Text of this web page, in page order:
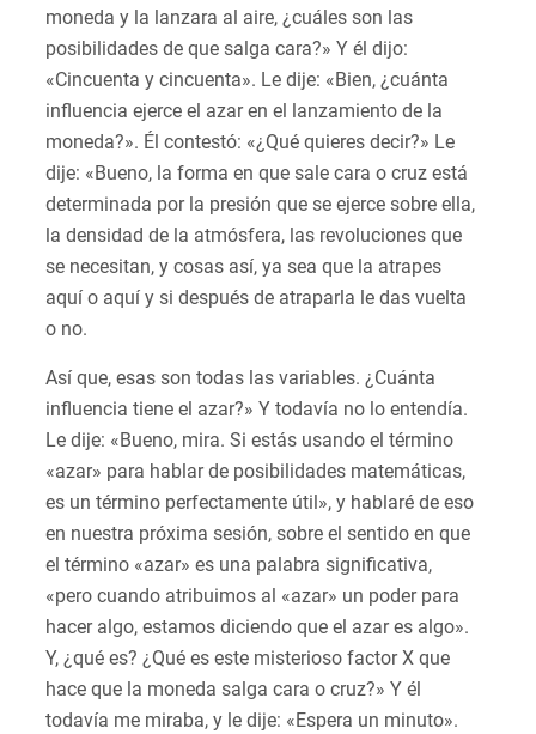
moneda y la lanzara al aire, ¿cuáles son las
posibilidades de que salga cara?» Y él dijo:
«Cincuenta y cincuenta». Le dije: «Bien, ¿cuánta
influencia ejerce el azar en el lanzamiento de la
moneda?». Él contestó: «¿Qué quieres decir?» Le
dije: «Bueno, la forma en que sale cara o cruz está
determinada por la presión que se ejerce sobre ella,
la densidad de la atmósfera, las revoluciones que
se necesitan, y cosas así, ya sea que la atrapes
aquí o aquí y si después de atraparla le das vuelta
o no.
Así que, esas son todas las variables. ¿Cuánta
influencia tiene el azar?» Y todavía no lo entendía.
Le dije: «Bueno, mira. Si estás usando el término
«azar» para hablar de posibilidades matemáticas,
es un término perfectamente útil», y hablaré de eso
en nuestra próxima sesión, sobre el sentido en que
el término «azar» es una palabra significativa,
«pero cuando atribuimos al «azar» un poder para
hacer algo, estamos diciendo que el azar es algo».
Y, ¿qué es? ¿Qué es este misterioso factor X que
hace que la moneda salga cara o cruz?» Y él
todavía me miraba, y le dije: «Espera un minuto».